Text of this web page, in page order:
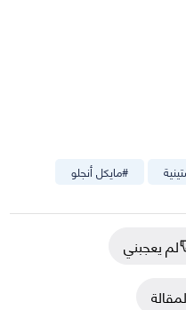
#مايكل أنجلو
لم يعجبني